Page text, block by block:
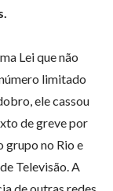
Lei que não
limitado
ele cassou
de greve por
grupo no Rio e
Televisão. A
de outras redes